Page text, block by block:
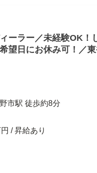
ーラー／未経験OK！
望日にお休み可！／
市駅 徒歩約8分
/ 昇給あり